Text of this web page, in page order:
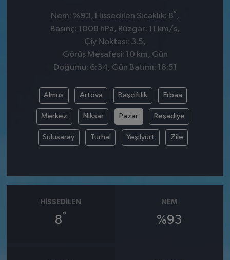
Nem: %93, Hissedilen Sıcaklık: 8° ,
Basınç: 1008 hPa, Rüzgar: 11 km/s,
Çiy Noktası: 3.5,
Görüş Mesafesi: 10 km, Gün
Doğumu: 6:34, Gün Batımı: 18:51
Almus Artova Başçiftlik Erbaa
Merkez Niksar Pazar Reşadiye
Sulusaray Turhal Yeşilyurt Zile
HISSEDILEN
8°
NEM
%93